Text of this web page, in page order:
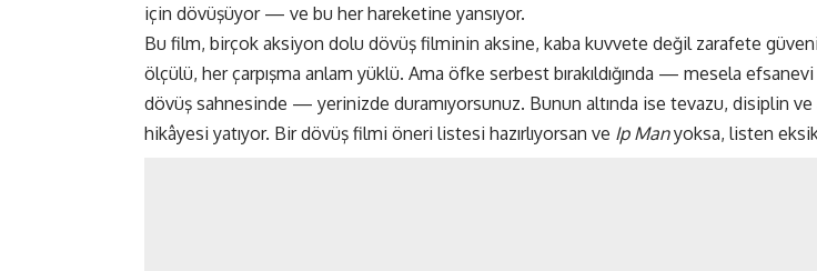
için dövüşüyor — ve bu her hareketine yansıyor.
Bu film, birçok aksiyon dolu dövüş filminin aksine, kaba kuvvete değil zarafete
ölçülü, her çarpışma anlam yüklü. Ama öfke serbest bırakıldığında — mesela efsanevi
dövüş sahnesinde — yerinizde duramıyorsunuz. Bunun altında ise tevazu, disiplin ve
hikâyesi yatıyor. Bir dövüş filmi öneri listesi hazırlıyorsan ve Ip Manyoksa, listen